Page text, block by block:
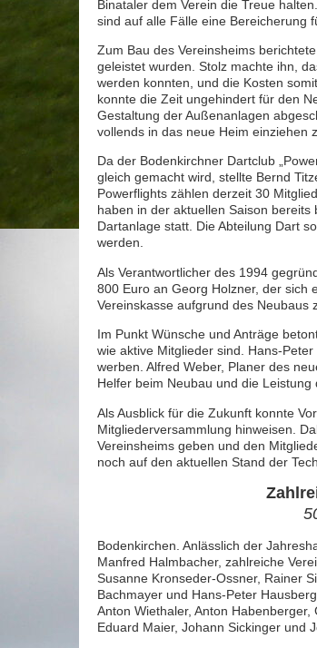
Binataler dem Verein die Treue
sind auf alle Fälle eine Bereicherung
Zum Bau des Vereinsheims
geleistet wurden. Stolz machte ihn,
werden konnten, und die Kosten
konnte die Zeit ungehindert für den
Gestaltung der Außenanlagen
vollends in das neue Heim einziehen
Da der Bodenkirchner Dartclub
gleich gemacht wird, stellte Bernd
Powerflights zählen derzeit 30
haben in der aktuellen Saison
Dartanlage statt. Die Abteilung Dart
werden.
Als Verantwortlicher des 1994
800 Euro an Georg Holzner, der sich
Vereinskasse aufgrund des Neubaus
Im Punkt Wünsche und Anträge
wie aktive Mitglieder sind. Hans-
werben. Alfred Weber, Planer des
Helfer beim Neubau und die
Als Ausblick für die Zukunft konnte
Mitgliederversammlung hinweisen.
Vereinsheims geben und den
noch auf den aktuellen Stand der
Bodenkirchen. Anlässlich der
Manfred Halmbacher, zahlreiche
Susanne Kronseder-Ossner, Rainer
Bachmayer und Hans-Peter
Anton Wiethaler, Anton
Eduard Maier, Johann Sickinger und